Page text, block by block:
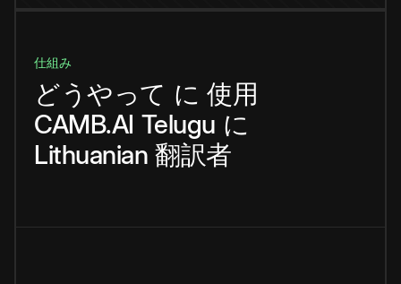
仕組み
どうやって に 使用
CAMB.AI Telugu に
Lithuanian 翻訳者